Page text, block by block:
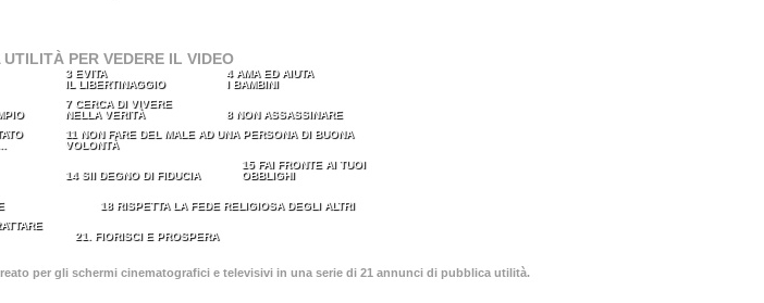
PER VEDERE IL VIDEO
3 EVITA
IL LIBERTINAGGIO
4 AMA ED AIUTA
I BAMBINI
7 CERCA DI VIVERE
NELLA VERITÀ
8 NON ASSASSINARE
11 NON FARE DEL MALE AD UNA PERSONA DI BUONA
VOLONTÀ
14 SII DEGNO DI FIDUCIA
15 FAI FRONTE AI TUOI
OBBLIGHI
18 RISPETTA LA FEDE RELIGIOSA DEGLI ALTRI
21. FIORISCI E PROSPERA
per gli schermi cinematografici e televisivi in una serie di 21 annunci di pubblica utilità.